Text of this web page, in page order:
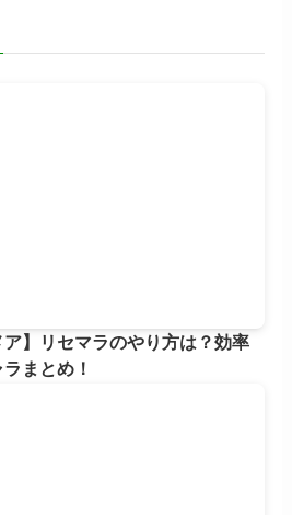
ア】リセマラのやり方は？効率
まとめ！